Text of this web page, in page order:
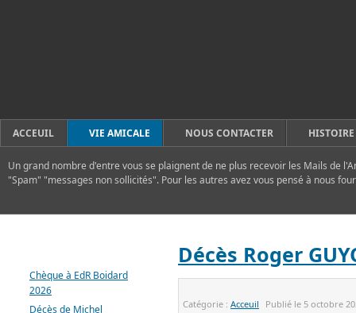
ACCEUIL VIE AMICALE NOUS CONTACTER
Un grand nombre d'entre vous se plaignent de ne plus recevoir les Mails de
"Spam" "messages non sollicités". Pour les autres avez vous pensé à nous
Décès Roger
Catégorie :Acceuil Publié le 5 octobre
Chèque à EdR Boidard
2026
Décès de Michel